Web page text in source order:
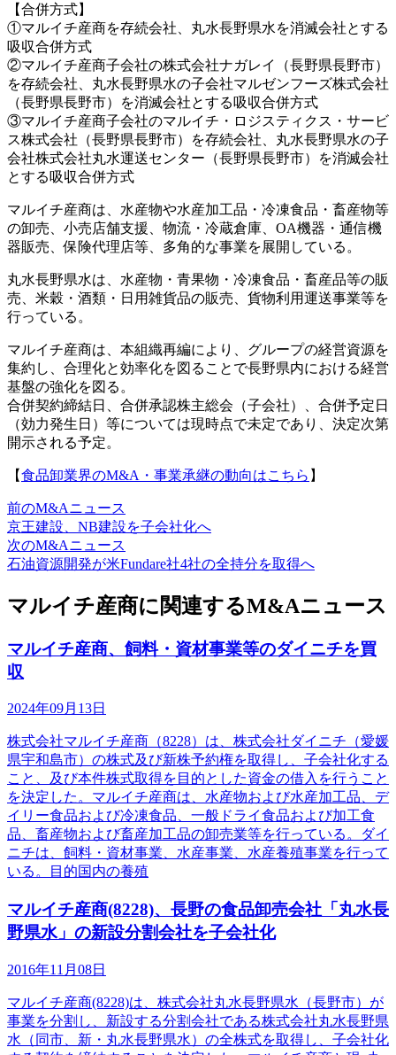
【合併方式】
①マルイチ産商を存続会社、丸水長野県水を消滅会社とする
吸収合併方式
②マルイチ産商子会社の株式会社ナガレイ（長野県長野市）
を存続会社、丸水長野県水の子会社マルゼンフーズ株式会社
（長野県長野市）を消滅会社とする吸収合併方式
③マルイチ産商子会社のマルイチ・ロジスティクス・サービ
ス株式会社（長野県長野市）を存続会社、丸水長野県水の子
会社株式会社丸水運送センター（長野県長野市）を消滅会社
とする吸収合併方式
マルイチ産商は、水産物や水産加工品・冷凍食品・畜産物等
の卸売、小売店舗支援、物流・冷蔵倉庫、OA機器・通信機
器販売、保険代理店等、多角的な事業を展開している。
丸水長野県水は、水産物・青果物・冷凍食品・畜産品等の販
売、米穀・酒類・日用雑貨品の販売、貨物利用運送事業等を
行っている。
マルイチ産商は、本組織再編により、グループの経営資源を
集約し、合理化と効率化を図ることで長野県内における経営
基盤の強化を図る。
合併契約締結日、合併承認株主総会（子会社）、合併予定日
（効力発生日）等については現時点で未定であり、決定次第
開示される予定。
【食品卸業界のM&A・事業承継の動向はこちら 】
前のM&Aニュース
京王建設、NB建設を子会社化へ
次のM&Aニュース
石油資源開発が米Fundare社4社の全持分を取得へ
マルイチ産商に関連するM&Aニュース
マルイチ産商、飼料・資材事業等のダイニチを買
収
2024年09月13日
株式会社マルイチ産商（8228）は、株式会社ダイニチ（愛媛
県宇和島市）の株式及び新株予約権を取得し、子会社化する
こと、及び本件株式取得を目的とした資金の借入を行うこと
を決定した。マルイチ産商は、水産物および水産加工品、デ
イリー食品および冷凍食品、一般ドライ食品および加工食
品、畜産物および畜産加工品の卸売業等を行っている。ダイ
ニチは、飼料・資材事業、水産事業、水産養殖事業を行って
いる。目的国内の養殖
マルイチ産商(8228)、長野の食品卸売会社「丸水長
野県水」の新設分割会社を子会社化
2016年11月08日
マルイチ産商(8228)は、株式会社丸水長野県水（長野市）が
事業を分割し、新設する分割会社である株式会社丸水長野県
水（同市、新・丸水長野県水）の全株式を取得し、子会社化